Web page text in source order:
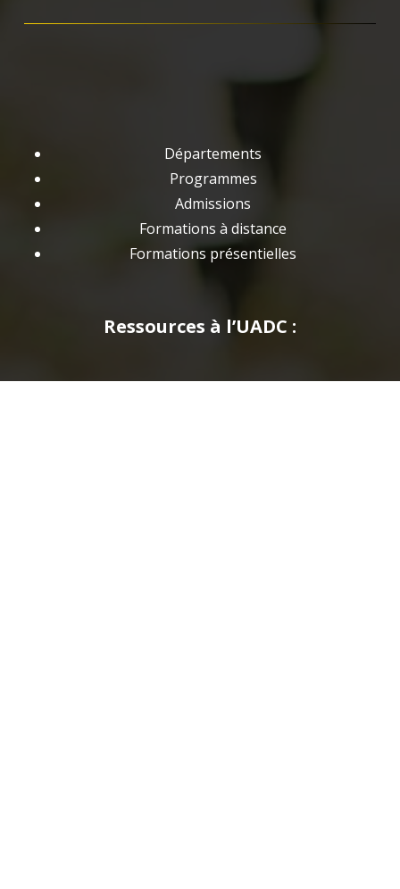
Départements
Programmes
Admissions
Formations à distance
Formations présentielles
Ressources à l’UADC :